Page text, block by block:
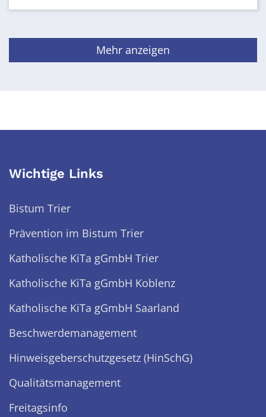
Mehr anzeigen
Wichtige Links
Bistum Trier
Prävention im Bistum Trier
Katholische KiTa gGmbH Trier
Katholische KiTa gGmbH Koblenz
Katholische KiTa gGmbH Saarland
Beschwerdemanagement
Hinweisgeberschutzgesetz (HinSchG)
Qualitätsmanagement
Freitagsinfo